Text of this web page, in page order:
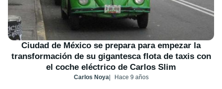
Ciudad de México se prepara para empezar la
transformación de su gigantesca flota de taxis con
el coche eléctrico de Carlos Slim
Carlos Noya Hace 9 años